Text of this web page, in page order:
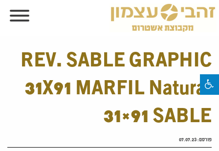
REV. SABLE GRAPHIC
31X91 MARFIL Natural
31×91 SABLE
פורסם:07.07.23